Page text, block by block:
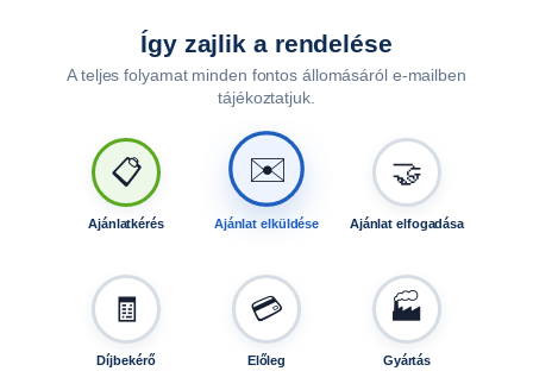
Így zajlik a rendelése
A teljes folyamat minden fontos állomásáról e-mailben
tájékoztatjuk.
📋
Ajánlatkérés
✉️
Ajánlat elküldése
🤝
Ajánlat elfogadása
🧾
Díjbekérő
💳
Előleg
🏭
Gyártás